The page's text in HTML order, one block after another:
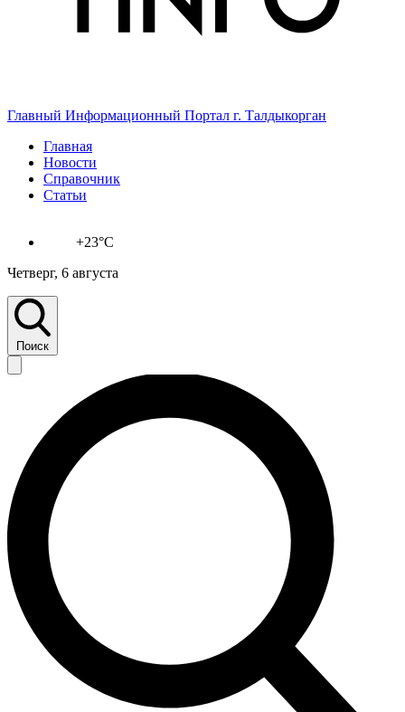
Главный Информационный Портал г. Талдыкорган
Главная
Новости
Справочник
Статьи
+23°C
Четверг, 6 августа
Поиск